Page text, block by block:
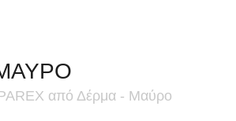
από Δέρμα - Μαύρο